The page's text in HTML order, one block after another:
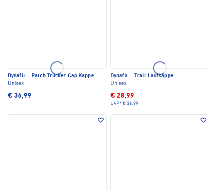
Dynafit · Patch Trucker Cap Kappe
Unisex
€ 36,99
Dynafit ·
Trail Laufkappe
Unisex
€ 28,99
UVP* € 36,99